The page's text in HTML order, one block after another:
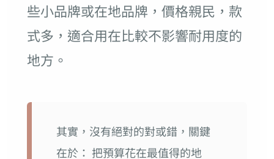
些小品牌或在地品牌，價格親民，款
式多，適合用在比較不影響耐用度的
地方。
其實，沒有絕對的對或錯，關鍵
在於： 把預算花在最值得的地